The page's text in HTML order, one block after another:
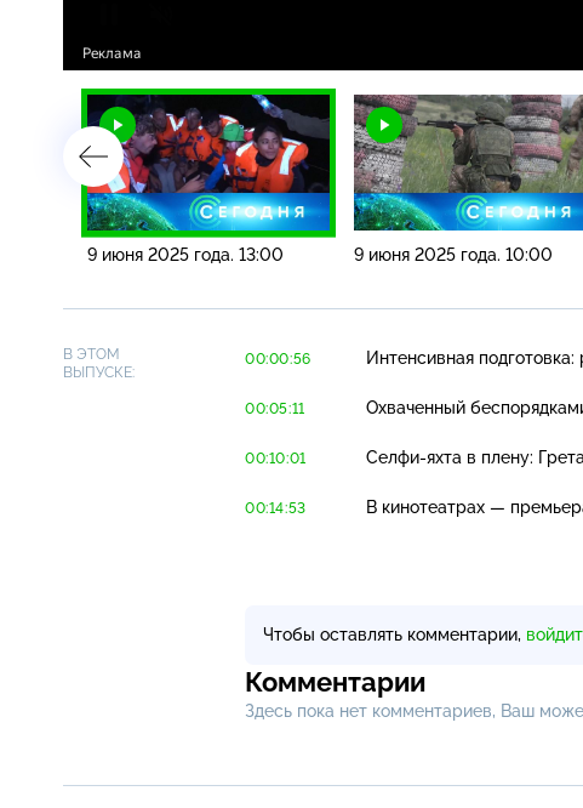
9 июня 2025 года. 13:00 9 июня 2025 года. 10:00
В ЭТОМ
ВЫПУСКЕ:
00:00:56 Интенсивная
00:05:11 Охваченный
00:10:01 Селфи-яхта в плену:
00:14:53 В кинотеатрах —
Чтобы оставлять комментарии,
Комментарии
Здесь пока нет комментариев, Ваш